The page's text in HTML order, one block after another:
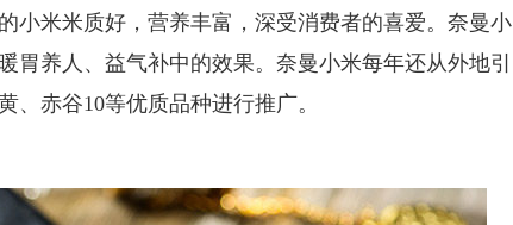
米米质好，营养丰富，深受消费者的喜爱。奈曼小
胃养人、益气补中的效果。奈曼小米每年还从外地引
赤谷10等优质品种进行推广。